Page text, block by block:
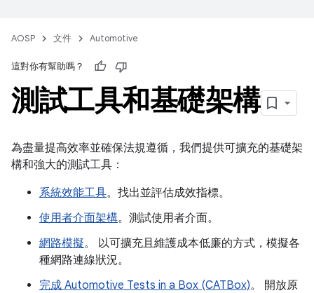
AOSP 文件 Automotive
這對你有幫助嗎？
測試工具和基礎架構
為盡量提高效率並確保法規遵循，我們提供可擴充的基礎架
構和強大的測試工具：
系統效能工具。找出並評估成效指標。
使用者介面架構。測試使用者介面。
網路模擬。 以可擴充且維護成本低廉的方式，模擬各
種網路連線狀況。
完成 Automotive Tests in a Box (CATBox)。 開放原